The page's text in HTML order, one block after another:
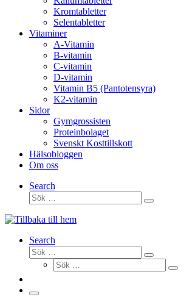
Kromtabletter
Selentabletter
Vitaminer
A-Vitamin
B-vitamin
C-vitamin
D-vitamin
Vitamin B5 (Pantotensyra)
K2-vitamin
Sidor
Gymgrossisten
Proteinbolaget
Svenskt Kosttillskott
Hälsobloggen
Om oss
Search
Sök
Sök
Search
Sök
Sök
Sök
Sök
Meny